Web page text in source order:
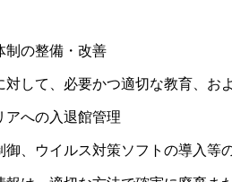
制の整備・改善
対して、必要かつ適切な教育、お
アへの入退館管理
御、ウイルス対策ソフトの導入等